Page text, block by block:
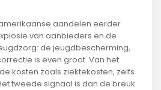
aandelen eerder
van aanbieders en de
de jeugdbescherming,
is even groot. Van het
kosten zoals ziektekosten, zelfs
tweede signaal is dan de breuk